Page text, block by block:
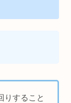
りすること